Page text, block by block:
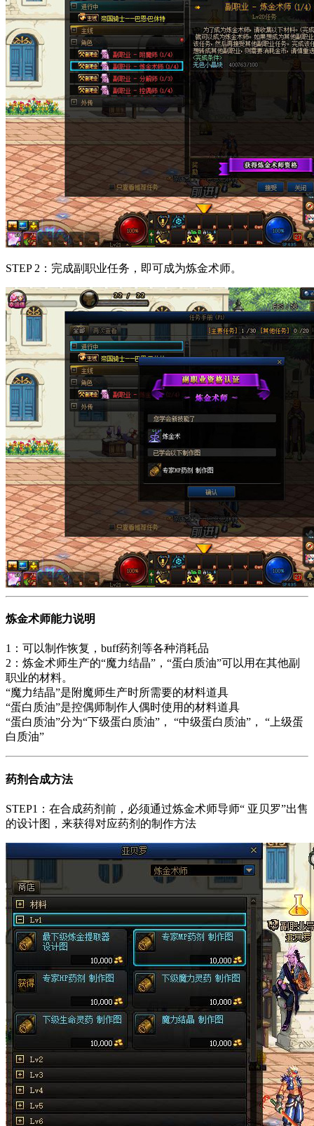
STEP 2：完成副职业任务，即可成为炼金术师。
炼金术师能力说明
1：可以制作恢复，buff药剂等各种消耗品
2：炼金术师生产的“魔力结晶”，“蛋白质油”可以用在其他副
职业的材料。
“魔力结晶”是附魔师生产时所需要的材料道具
“蛋白质油”是控偶师制作人偶时使用的材料道具
“蛋白质油”分为“下级蛋白质油”， “中级蛋白质油”， “上级蛋
白质油”
药剂合成方法
STEP1：在合成药剂前，必须通过炼金术师导师“ 亚贝罗”出售
的设计图，来获得对应药剂的制作方法